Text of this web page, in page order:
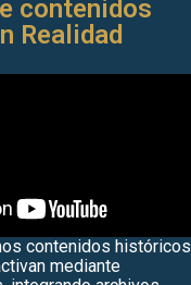
contenidos
Realidad
contenidos históricos
mediante